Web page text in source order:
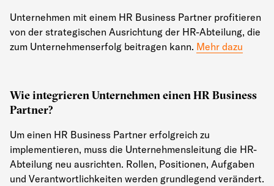
Unternehmen mit einem HR Business Partner profitieren
von der strategischen Ausrichtung der HR-Abteilung, die
zum Unternehmenserfolg beitragen kann. Mehr dazu
Wie integrieren Unternehmen einen HR Business
Partner?
Um einen HR Business Partner erfolgreich zu
implementieren, muss die Unternehmensleitung die HR-
Abteilung neu ausrichten. Rollen, Positionen, Aufgaben
und Verantwortlichkeiten werden grundlegend verändert.